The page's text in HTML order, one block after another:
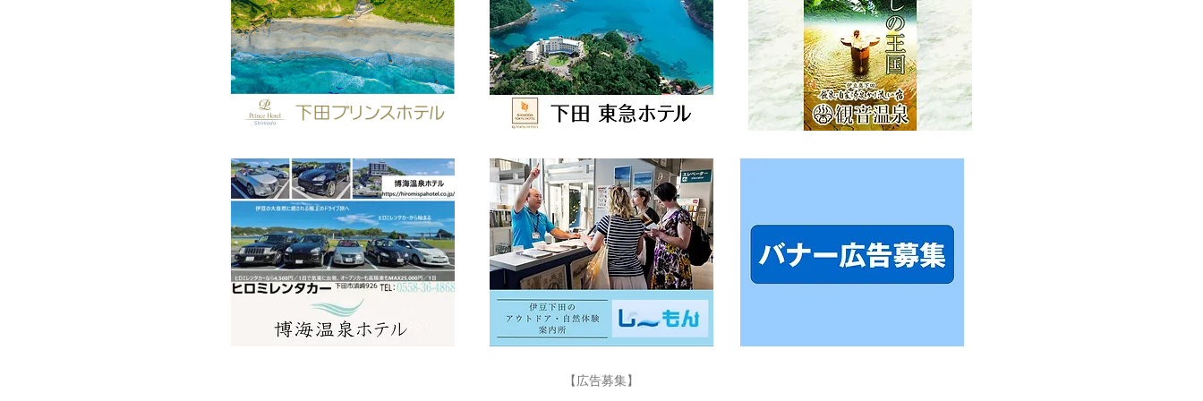
海の様子にご注意ください🌊
富士山こどもの国で「下田市
フェア」開催✨
夏休み限定！ロープウェイの
バックヤードを見学してみよ
う🚡
【広告募集】